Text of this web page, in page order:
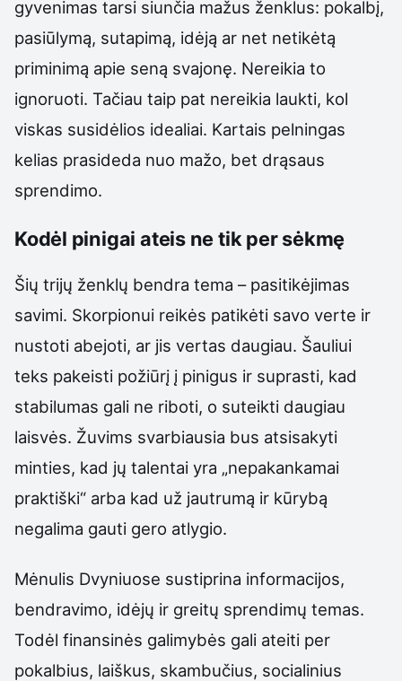
gyvenimas tarsi siunčia mažus ženklus: pokalbį,
pasiūlymą, sutapimą, idėją ar net netikėtą
priminimą apie seną svajonę. Nereikia to
ignoruoti. Tačiau taip pat nereikia laukti, kol
viskas susidėlios idealiai. Kartais pelningas
kelias prasideda nuo mažo, bet drąsaus
sprendimo.
Kodėl pinigai ateis ne tik per sėkmę
Šių trijų ženklų bendra tema – pasitikėjimas
savimi. Skorpionui reikės patikėti savo verte ir
nustoti abejoti, ar jis vertas daugiau. Šauliui
teks pakeisti požiūrį į pinigus ir suprasti, kad
stabilumas gali ne riboti, o suteikti daugiau
laisvės. Žuvims svarbiausia bus atsisakyti
minties, kad jų talentai yra „nepakankamai
praktiški“ arba kad už jautrumą ir kūrybą
negalima gauti gero atlygio.
Mėnulis Dvyniuose sustiprina informacijos,
bendravimo, idėjų ir greitų sprendimų temas.
Todėl finansinės galimybės gali ateiti per
pokalbius, laiškus, skambučius, socialinius